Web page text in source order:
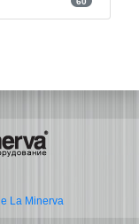
La Minerva